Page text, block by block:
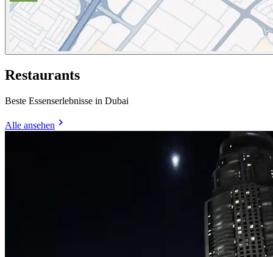
Restaurants
Beste Essenserlebnisse in Dubai
Alle ansehen